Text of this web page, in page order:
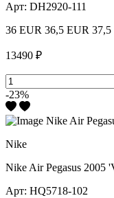
Арт: DH2920-111
36 EUR 36,5 EUR
13490 ₽
-23%
Nike
Nike Air Pegasus 2005
Арт: HQ5718-102